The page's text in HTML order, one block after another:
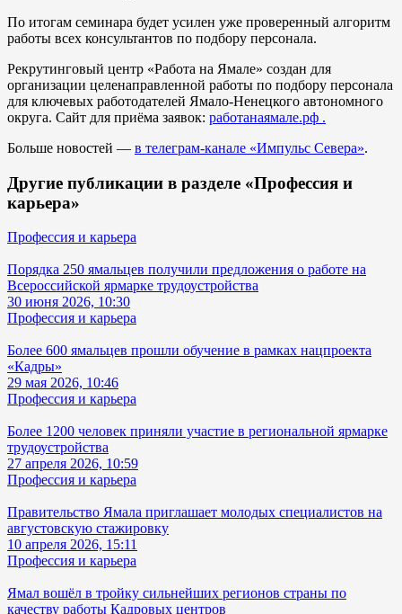
По итогам семинара будет усилен уже проверенный алгоритм
работы всех консультантов по подбору персонала.
Рекрутинговый центр «Работа на Ямале» создан для
организации целенаправленной работы по подбору персонала
для ключевых работодателей Ямало-Ненецкого автономного
округа. Сайт для приёма заявок: работанаямале.рф .
Больше новостей — в телеграм-канале «Импульс Севера».
Другие публикации в разделе «Профессия и
карьера»
Профессия и карьера
Порядка 250 ямальцев получили предложения о работе на
Всероссийской ярмарке трудоустройства
30 июня 2026, 10:30
Профессия и карьера
Более 600 ямальцев прошли обучение в рамках нацпроекта
«Кадры»
29 мая 2026, 10:46
Профессия и карьера
Более 1200 человек приняли участие в региональной ярмарке
трудоустройства
27 апреля 2026, 10:59
Профессия и карьера
Правительство Ямала приглашает молодых специалистов на
августовскую стажировку
10 апреля 2026, 15:11
Профессия и карьера
Ямал вошёл в тройку сильнейших регионов страны по
качеству работы Кадровых центров